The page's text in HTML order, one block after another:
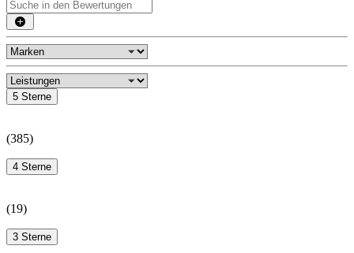
5 Sterne
(385)
4 Sterne
(19)
3 Sterne